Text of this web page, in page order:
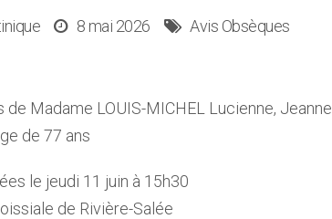
8 mai 2026 Avis Obsèques
de Madame LOUIS-MICHEL Lucienne, Jeanne
de 77 ans
le jeudi 11 juin à 15h30
de Rivière-Salée